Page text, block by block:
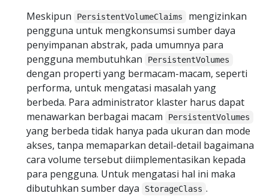
Meskipun
PersistentVolumeClaims
mengizinkan
pengguna untuk mengkonsumsi sumber daya
penyimpanan abstrak, pada umumnya para
pengguna membutuhkan
PersistentVolumes
dengan properti yang bermacam-macam, seperti
performa, untuk mengatasi masalah yang
berbeda. Para administrator klaster harus dapat
menawarkan berbagai macam
PersistentVolumes
yang berbeda tidak hanya pada ukuran dan mode
akses, tanpa memaparkan detail-detail bagaimana
cara volume tersebut diimplementasikan kepada
para pengguna. Untuk mengatasi hal ini maka
dibutuhkan sumber daya
StorageClass .